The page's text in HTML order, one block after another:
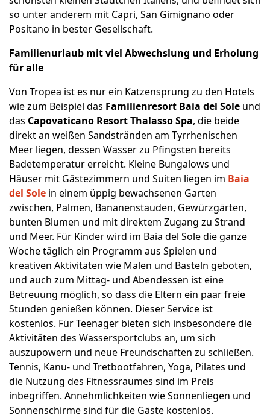
so unter anderem mit Capri, San Gimignano oder
Positano in bester Gesellschaft.
Familienurlaub mit viel Abwechslung und Erholung
für alle
Von Tropea ist es nur ein Katzensprung zu den Hotels
wie zum Beispiel das Familienresort Baia del Sole und
das Capovaticano Resort Thalasso Spa, die beide
direkt an weißen Sandstränden am Tyrrhenischen
Meer liegen, dessen Wasser zu Pfingsten bereits
Badetemperatur erreicht. Kleine Bungalows und
Häuser mit Gästezimmern und Suiten liegen im Baia
del Sole in einem üppig bewachsenen Garten
zwischen, Palmen, Bananenstauden, Gewürzgärten,
bunten Blumen und mit direktem Zugang zu Strand
und Meer. Für Kinder wird im Baia del Sole die ganze
Woche täglich ein Programm aus Spielen und
kreativen Aktivitäten wie Malen und Basteln geboten,
und auch zum Mittag- und Abendessen ist eine
Betreuung möglich, so dass die Eltern ein paar freie
Stunden genießen können. Dieser Service ist
kostenlos. Für Teenager bieten sich insbesondere die
Aktivitäten des Wassersportclubs an, um sich
auszupowern und neue Freundschaften zu schließen.
Tennis, Kanu- und Tretbootfahren, Yoga, Pilates und
die Nutzung des Fitnessraumes sind im Preis
inbegriffen. Annehmlichkeiten wie Sonnenliegen und
Sonnenschirme sind für die Gäste kostenlos.